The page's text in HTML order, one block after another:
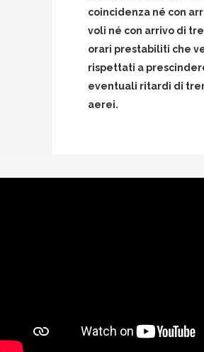
coincidenza né con
voli né con arrivo di
orari prestabiliti che
rispettati a
eventuali ritardi di
aerei.